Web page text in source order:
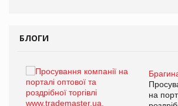
БЛОГИ
на